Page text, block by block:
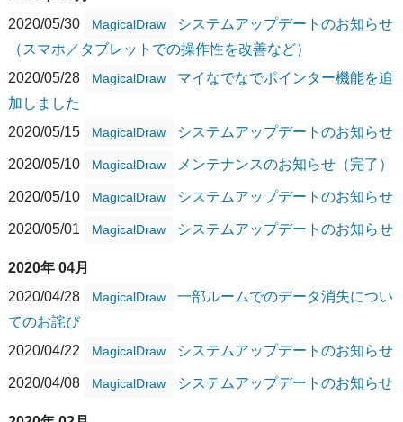
2020/05/30
MagicalDraw
システムアップデートのお知らせ
（スマホ／タブレットでの操作性を改善など）
2020/05/28
MagicalDraw
マイなでなでポインター機能を追
加しました
2020/05/15
MagicalDraw システムアップデートのお知らせ
2020/05/10 MagicalDraw メンテナンスのお知らせ（完了）
2020/05/10 MagicalDraw システムアップデートのお知らせ
2020/05/01 MagicalDraw システムアップデートのお知らせ
2020年 04月
2020/04/28
MagicalDraw
一部ルームでのデータ消失につい
てのお詫び
2020/04/22
MagicalDraw システムアップデートのお知らせ
2020/04/08 MagicalDraw システムアップデートのお知らせ